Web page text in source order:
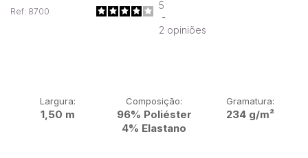
Ref: 8700
5
-
2 opiniões
Largura:
1,50 m
Composição:
96% Poliéster
4% Elastano
Gramatura:
234 g/m²